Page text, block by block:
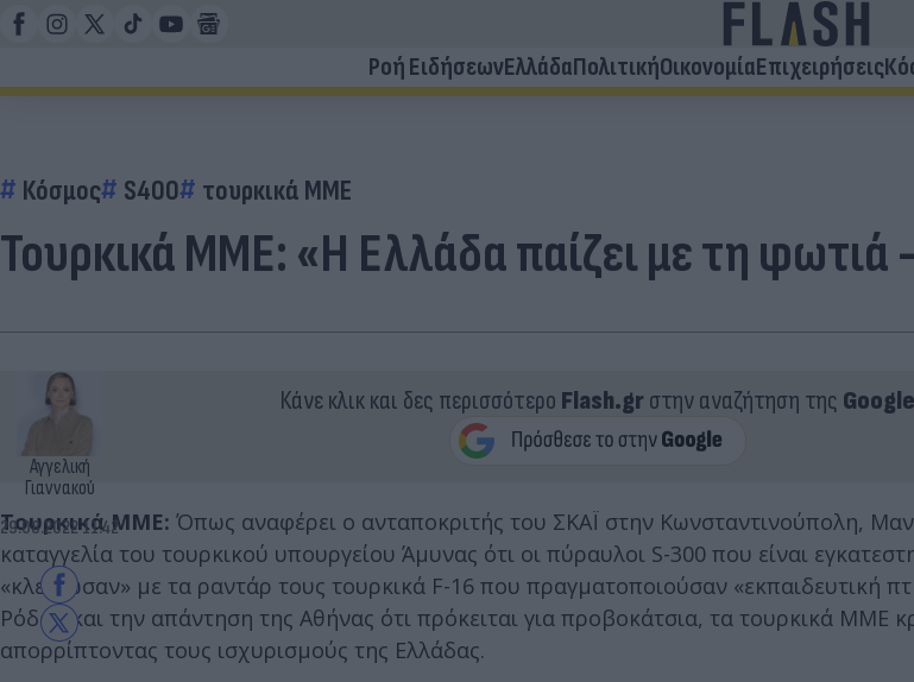
Ροή ΕιδήσεωνΕλλάδαΠολιτικήΟικονομίαΕπιχειρήσεις
Κόσμος S400 τουρκικά ΜΜΕ
Τουρκικά ΜΜΕ: «Η Ελλάδα παίζει με τη
Αγγελική
Γιαννακού
29.08.2022 11:42
Κάνε κλικ και δες περισσότερο Flash.grστην αναζήτηση της Google
Τουρκικά ΜΜΕ: Όπως αναφέρει ο ανταποκριτής του ΣΚΑΪ στην Κωνσταντινούπολη,
καταγγελία του τουρκικού υπουργείου Άμυνας ότι οι πύραυλοι S-300 που είναι
«κλείδωσαν» με τα ραντάρ τους τουρκικά F-16 που πραγματοποιούσαν «εκπαιδευτική
Ρόδου και την απάντηση της Αθήνας ότι πρόκειται για προβοκάτσια, τα τουρκικά ΜΜΕ
απορρίπτοντας τους ισχυρισμούς της Ελλάδας.